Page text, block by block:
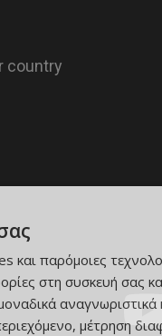
και παρόμοιες
στη συσκευή σας
αναγνωριστικά
μέτρηση